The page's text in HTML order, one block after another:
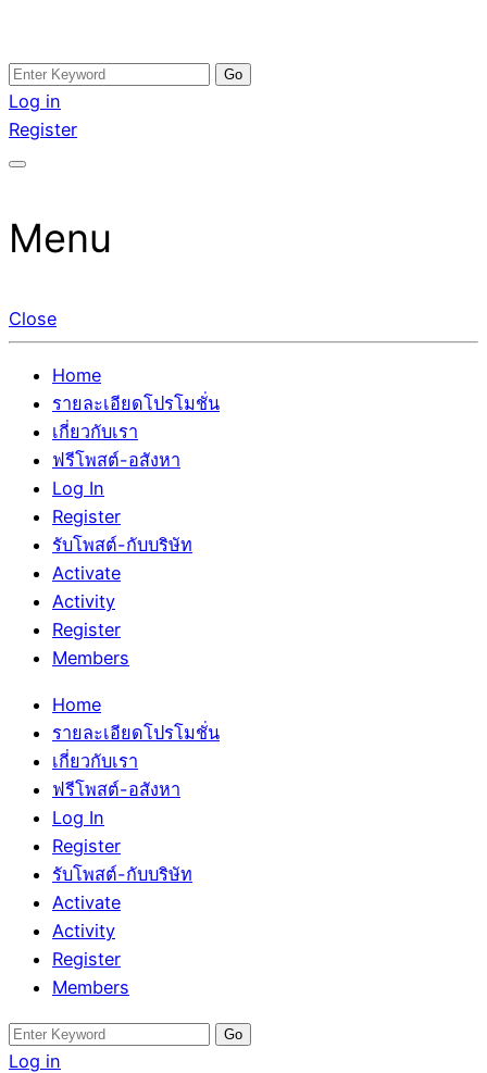
Skip
to
content
อสังหาโพสต์ รีวิวเยอะ รับจ้างโพสต์ขายบ้าน รับจ้างโพสต์อสัง
หา แตกต่างอย่างตั้งใจ รับรองผล อันดับ1 การโพสต์ขายอสังหา
กับทีมงานบริษัท บ้าน ที่ดิน คอนโด ติดGoogleหน้าแรกได้จริงๆ
รับจ้างโพสอสังหา ขายบ้าน อสังหาโพสต์ เชื่อถือได้จริง รับ
โพสต์ ที่ดิน กับทีมงานบริษัท ถูกและดีที่สุด ไม่มีค่านายหน้า
ขายได้จริงๆ ช่วยสร้างโอกาสในการขายได้มากกว่า ที่เดียว ที่
Search
for:
Log in
Register
Menu
Close
Home
รายละเอียดโปรโมชั่น
เกี่ยวกับเรา
ฟรีโพสต์-อสังหา
Log In
Register
รับโพสต์-กับบริษัท
Activate
Activity
Register
Members
Home
รายละเอียดโปรโมชั่น
เกี่ยวกับเรา
ฟรีโพสต์-อสังหา
Log In
Register
รับโพสต์-กับบริษัท
Activate
Activity
Register
Members
Search
for:
Log in